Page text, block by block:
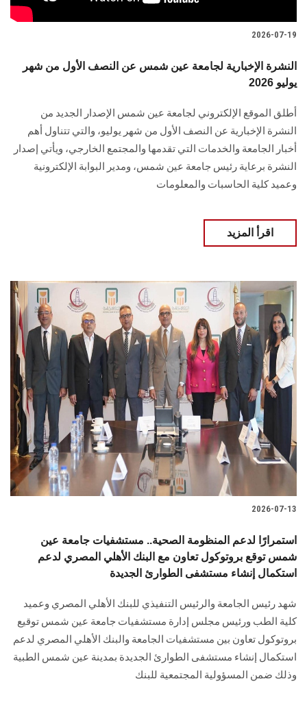
2026-07-19
النشرة الإخبارية لجامعة عين شمس عن النصف الأول من شهر
يوليو 2026
أطلق الموقع الإلكتروني لجامعة عين شمس الإصدار الجديد من
النشرة الإخبارية عن النصف الأول من شهر يوليو، والتي تتناول أهم
أخبار الجامعة والخدمات التي تقدمها والمجتمع الخارجي، ويأتي إصدار
النشرة برعاية رئيس جامعة عين شمس، ومدير البوابة الإلكترونية
وعميد كلية الحاسبات والمعلومات
اقرأ المزيد
2026-07-13
استمرارًا لدعم المنظومة الصحية.. مستشفيات جامعة عين
شمس توقع بروتوكول تعاون مع البنك الأهلي المصري لدعم
استكمال إنشاء مستشفى الطوارئ الجديدة
شهد رئيس الجامعة والرئيس التنفيذي للبنك الأهلي المصري وعميد
كلية الطب ورئيس مجلس إدارة مستشفيات جامعة عين شمس توقيع
بروتوكول تعاون بين مستشفيات الجامعة والبنك الأهلي المصري لدعم
استكمال إنشاء مستشفى الطوارئ الجديدة بمدينة عين شمس الطبية
وذلك ضمن المسؤولية المجتمعية للبنك